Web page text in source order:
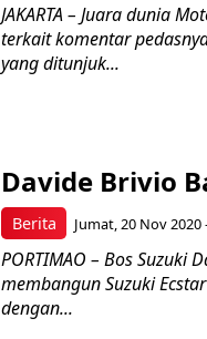
JAKARTA – Juara dunia
terkait komentar
yang ditunjuk...
Berita
Davide Brivio
Jumat, 20 Nov 2020
PORTIMAO – Bos Suzuki
membangun Suzuki
dengan...